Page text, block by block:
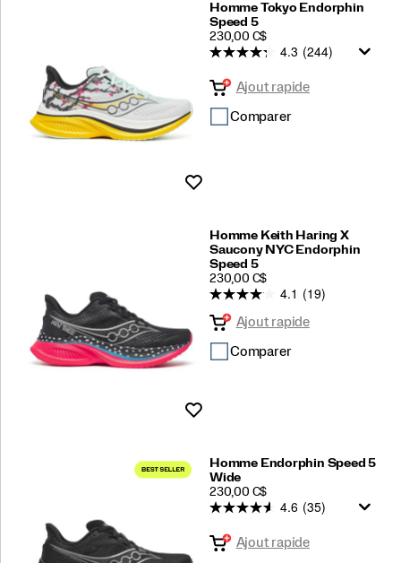
Homme Tokyo Endorphin
Speed 5
PRICE
230,00 C$
4.3 (244)
Ajout rapide
Comparer
Homme Keith Haring X
Saucony NYC Endorphin
Speed 5
PRICE
230,00 C$
4.1 (19)
Ajout rapide
Comparer
Homme Endorphin Speed 5
Wide
PRICE
230,00 C$
4.6 (35)
Ajout rapide